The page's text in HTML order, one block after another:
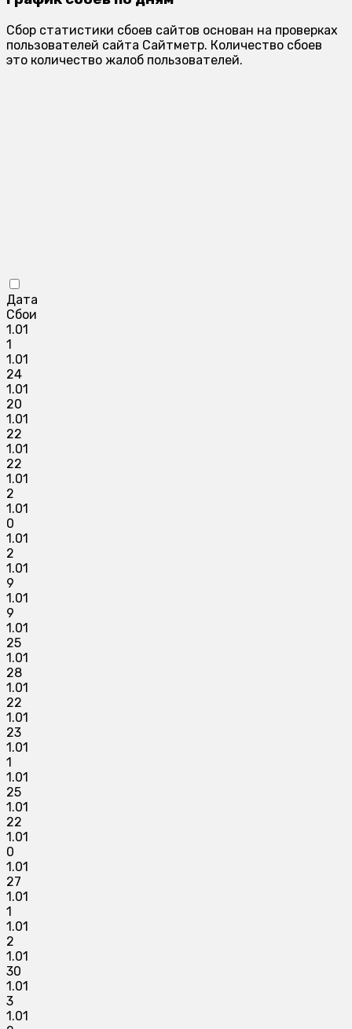
Сбор статистики сбоев сайтов основан на проверках
пользователей сайта Сайтметр. Количество сбоев
это количество жалоб пользователей.
Дата
Сбои
1.01
1
1.01
24
1.01
20
1.01
22
1.01
22
1.01
2
1.01
0
1.01
2
1.01
9
1.01
9
1.01
25
1.01
28
1.01
22
1.01
23
1.01
1
1.01
25
1.01
22
1.01
0
1.01
27
1.01
1
1.01
2
1.01
30
1.01
3
1.01